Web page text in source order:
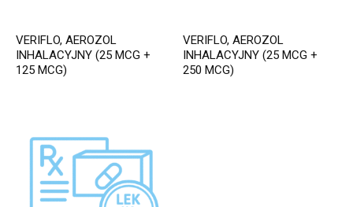
VERIFLO, AEROZOL
INHALACYJNY (25 MCG +
125 MCG)
VERIFLO, AEROZOL
INHALACYJNY (25 MCG +
250 MCG)